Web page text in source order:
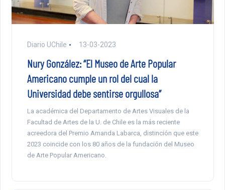
Diario UChile 13-03-2023
Nury González: “El Museo de Arte Popular
Americano cumple un rol del cual la
Universidad debe sentirse orgullosa”
La académica del Departamento de Artes Visuales de la
Facultad de Artes de la U. de Chile es la más reciente
acreedora del Premio Amanda Labarca, distinción que este
2023 coincide con los 80 años de la fundación del Museo
de Arte Popular Americano.